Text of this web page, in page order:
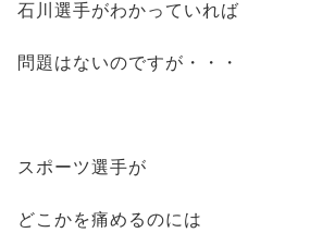
石川選手がわかっていれば
問題はないのですが・・・
スポーツ選手が
どこかを痛めるのには